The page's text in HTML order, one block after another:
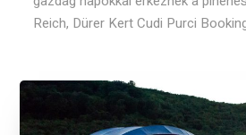
Reich, Dürer Kert Cudi Purci